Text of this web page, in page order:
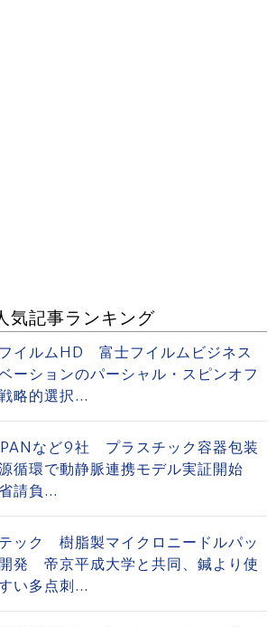
気記事ランキング
イルムHD 富士フイルムビジネス
ーションのパーシャル・スピンオフ
略的選択...
など9社 プラスチック容器包装
循環で動静脈連携モデル実証開始
請負...
ック 樹脂製マイクロニードルパッ
発 帝京平成大学と共同、鍼より使
い多点刺...